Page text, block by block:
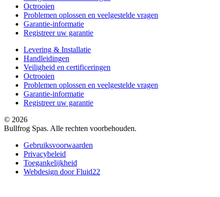
Octrooien
Problemen oplossen en veelgestelde vragen
Garantie-informatie
Registreer uw garantie
Levering & Installatie
Handleidingen
Veiligheid en certificeringen
Octrooien
Problemen oplossen en veelgestelde vragen
Garantie-informatie
Registreer uw garantie
© 2026
Bullfrog Spas. Alle rechten voorbehouden.
Gebruiksvoorwaarden
Privacybeleid
Toegankelijkheid
Webdesign door Fluid22